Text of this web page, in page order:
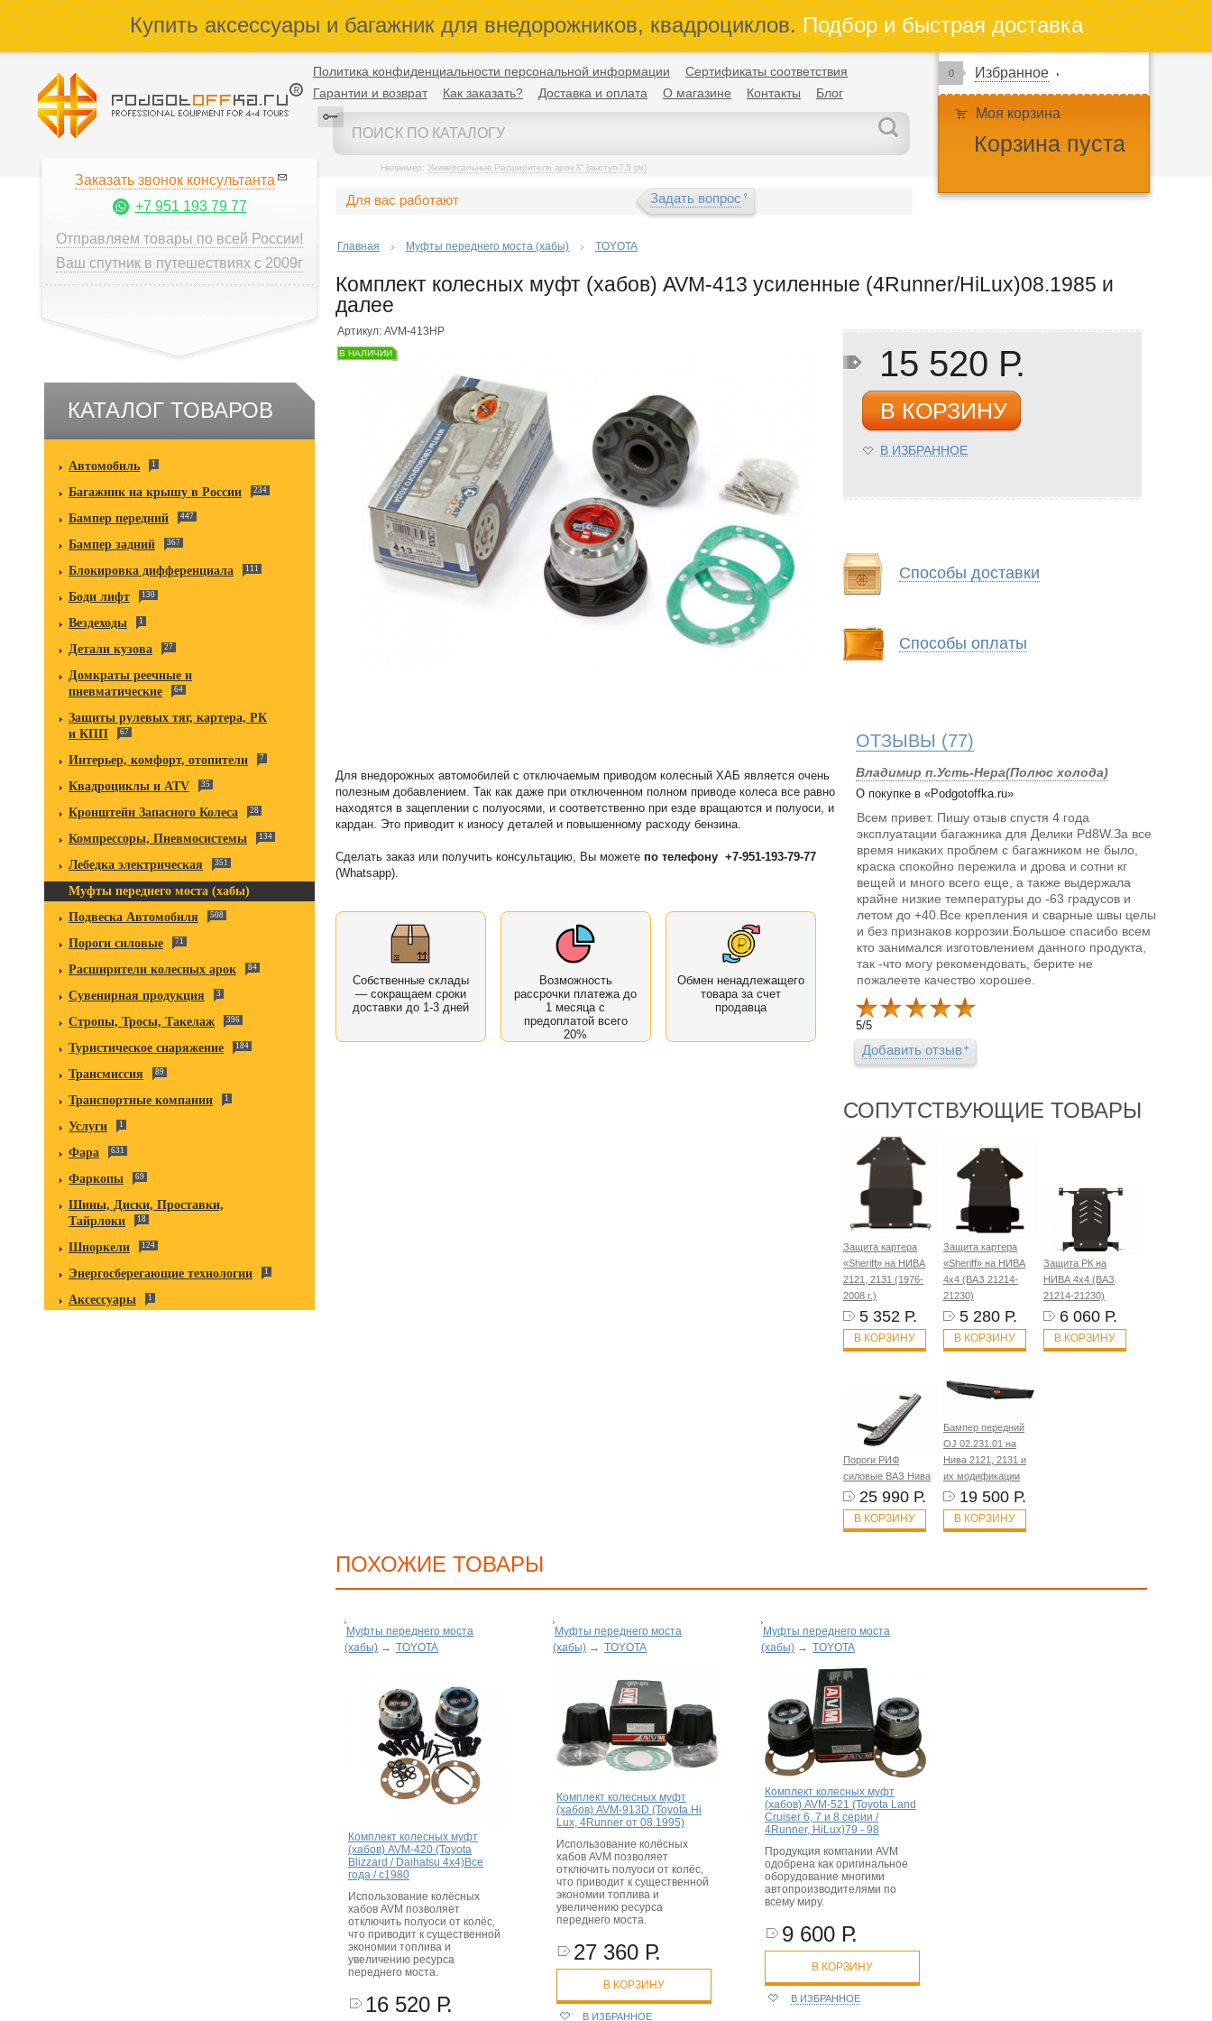
Купить аксессуары и багажник для внедорожников, квадроциклов.Подбор и быстрая доставка
Политика конфиденциальности персональной информации
Сертификаты соответствия
Гарантии и возврат
Как заказать? Доставка и оплата О магазине Контакты Блог
Например: Универсальные Расширители арок 3" (выступ 7,5 см)
0 Избранное
Моя корзина
Корзина пуста
Заказать звонок консультанта
+7 951 193 79 77
Отправляем товары по всей России!
Ваш спутник в путешествиях с 2009г
КАТАЛОГ ТОВАРОВ
Автомобиль 1
Багажник на крышу в России 234
Бампер передний 447
Бампер задний 367
Блокировка дифференциала 111
Боди лифт 130
Вездеходы 1
Детали кузова 27
Домкраты реечные и
пневматические
64
Защиты рулевых тяг, картера, РК
и КПП
67
Интерьер, комфорт, отопители 7
Квадроциклы и ATV 35
Кронштейн Запасного Колеса 28
Компрессоры, Пневмосистемы 134
Лебедка электрическая 351
Муфты переднего моста (хабы)
Подвеска Автомобиля
508
Пороги силовые 71
Расширители колесных арок 84
Сувенирная продукция 3
Стропы, Тросы, Такелаж 396
Туристическое снаряжение 184
Трансмиссия 89
Транспортные компании 1
Услуги 1
Фара 631
Фаркопы 69
Шины, Диски, Проставки,
Тайрлоки
18
Шноркели 124
Энергосберегающие технологии 1
Аксессуары 1
Для вас работают Задать вопрос
Главная Муфты переднего моста (хабы) TOYOTA
Комплект колесных муфт (хабов) AVM-413 усиленные (4Runner/HiLux)08.1985 и
далее
Артикул: AVM-413HP
В НАЛИЧИИ
Для внедорожных автомобилей с отключаемым приводом колесный ХАБ является очень
полезным добавлением. Так как даже при отключенном полном приводе колеса все равно
находятся в зацеплении с полуосями, и соответственно при езде вращаются и полуоси, и
кардан. Это приводит к износу деталей и повышенному расходу бензина.
Сделать заказ или получить консультацию, Вы можете по телефону +7-951-193-79-77
(Whatsapp).
Собственные склады
— сокращаем сроки
доставки до 1-3 дней
Возможность
рассрочки платежа до
1 месяца с
предоплатой всего
20%
Обмен ненадлежащего
товара за счет
продавца
15 520 Р.
В КОРЗИНУ
В ИЗБРАННОЕ
Способы доставки
Способы оплаты
ОТЗЫВЫ (77)
Владимир п.Усть-Нера(Полюс холода)
О покупке в «Podgotoffka.ru»
Всем привет. Пишу отзыв спустя 4 года
эксплуатации багажника для Делики Pd8W.За все
время никаких проблем с багажником не было,
краска спокойно пережила и дрова и сотни кг
вещей и много всего еще, а также выдержала
крайне низкие температуры до -63 градусов и
летом до +40.Все крепления и сварные швы целы
и без признаков коррозии.Большое спасибо всем
кто занимался изготовлением данного продукта,
так -что могу рекомендовать, берите не
пожалеете качество хорошее.
5/5
Добавить отзыв
СОПУТСТВУЮЩИЕ ТОВАРЫ
Защита картера
«Sheriff» на НИВА
2121, 2131 (1976-
2008 г.)
5 352 Р.
В КОРЗИНУ
Защита картера
«Sheriff» на НИВА
4x4 (ВАЗ 21214-
21230)
5 280 Р.
В КОРЗИНУ
Защита РК на
НИВА 4x4 (ВАЗ
21214-21230)
6 060 Р.
В КОРЗИНУ
Пороги РИФ
силовые ВАЗ Нива
25 990 Р.
В КОРЗИНУ
Бампер передний
OJ 02.231.01 на
Нива 2121, 2131 и
их модификации
19 500 Р.
В КОРЗИНУ
ПОХОЖИЕ ТОВАРЫ
Муфты переднего моста
(хабы) → TOYOTA
Комплект колесных муфт
(хабов) AVM-420 (Toyota
Blizzard / Daihatsu 4x4)Все
года / с1980
Использование колёсных
хабов AVM позволяет
отключить полуоси от колёс,
что приводит к существенной
экономии топлива и
увеличению ресурса
переднего моста.
16 520 Р.
Муфты переднего моста
(хабы) → TOYOTA
Комплект колесных муфт
(хабов) AVM-913D (Toyota Hi
Lux, 4Runner от 08.1995)
Использование колёсных
хабов AVM позволяет
отключить полуоси от колёс,
что приводит к существенной
экономии топлива и
увеличению ресурса
переднего моста.
27 360 Р.
В КОРЗИНУ
В ИЗБРАННОЕ
Муфты переднего моста
(хабы) → TOYOTA
Комплект колесных муфт
(хабов) AVM-521 (Toyota Land
Cruiser 6, 7 и 8 серии /
4Runner, HiLux)79 - 98
Продукция компании AVM
одобрена как оригинальное
оборудование многими
автопроизводителями по
всему миру.
9 600 Р.
В КОРЗИНУ
В ИЗБРАННОЕ